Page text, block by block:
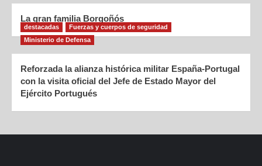
La gran familia Borgoñós
destacadas
Fuerzas y cuerpos de seguridad
Ministerio de Defensa
Reforzada la alianza histórica militar España-Portugal
con la visita oficial del Jefe de Estado Mayor del
Ejército Portugués